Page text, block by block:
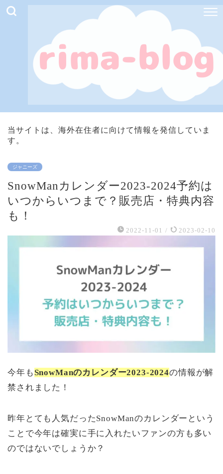
当サイトは、海外在住者に向けて情報を発信していま
す。
ジャニーズ
SnowManカレンダー2023-2024予約は
いつからいつまで？販売店・特典内容
も！
2022-11-01 / 2023-02-10
今年も SnowManのカレンダー2023-2024の情報が解
禁されました！
昨年とても人気だったSnowManのカレンダーという
ことで今年は確実に手に入れたいファンの方も多い
のではないでしょうか？